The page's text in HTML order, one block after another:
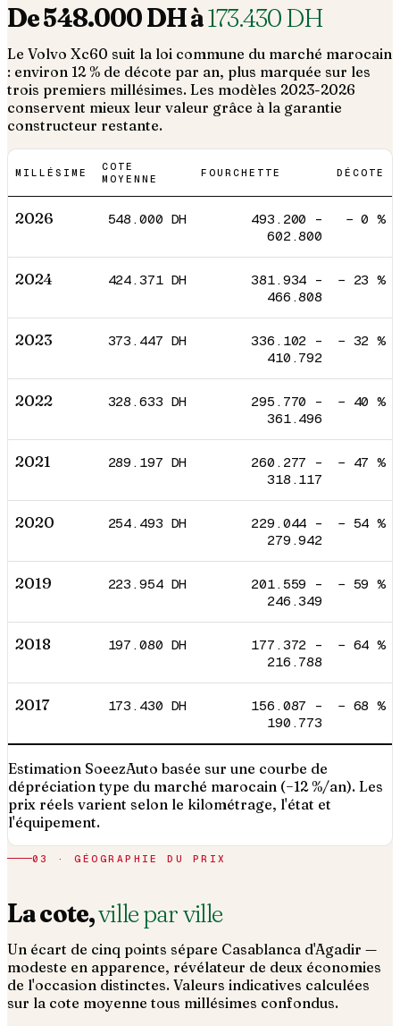
De548.000DH à173.430DH
Le Volvo Xc60 suit la loi commune du marché marocain
: environ 12 % de décote par an, plus marquée sur les
trois premiers millésimes. Les modèles 2023-2026
conservent mieux leur valeur grâce à la garantie
constructeur restante.
MILLÉSIME
COTE
MOYENNE
FOURCHETTE DÉCOTE
2026 548.000 DH 493.200 –
602.800
−0 %
2024 424.371DH 381.934 –
466.808
− 23 %
2023 373.447 DH 336.102 –
410.792
− 32 %
2022 328.633 DH 295.770 –
361.496
− 40 %
2021 289.197 DH 260.277 –
318.117
− 47 %
2020 254.493 DH 229.044 –
279.942
− 54 %
2019 223.954DH 201.559 –
246.349
− 59 %
2018 197.080 DH 177.372 –
216.788
− 64 %
2017 173.430 DH 156.087 –
190.773
− 68 %
Estimation SoeezAuto basée sur une courbe de
dépréciation type du marché marocain (−12 %/an). Les
prix réels varient selon le kilométrage, l'état et
l'équipement.
03 · GÉOGRAPHIE DU PRIX
La cote,ville par ville
Un écart de cinq points sépare Casablanca d'Agadir —
modeste en apparence, révélateur de deux économies
de l'occasion distinctes. Valeurs indicatives calculées
sur la cote moyenne tous millésimes confondus.